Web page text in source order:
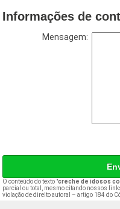
Informações de
Mensagem:
O conteúdo do texto "creche de idosos
parcial ou total, mesmo citando nossos
violação de direito autoral – artigo 184 do